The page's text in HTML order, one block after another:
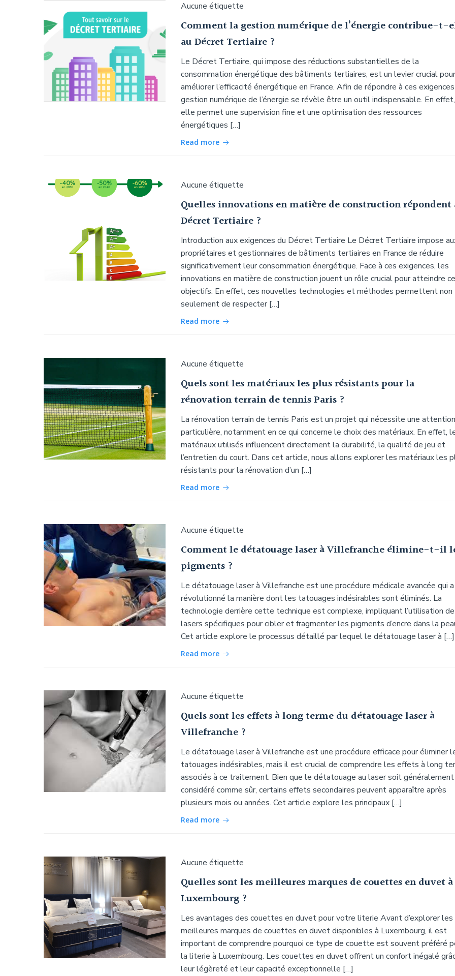
Aucune étiquette
Comment la gestion numérique de l’énergie contribue-t-
au Décret Tertiaire ?
Le Décret Tertiaire, qui impose des réductions substantielles de la
consommation énergétique des bâtiments tertiaires, est un levier crucial pour
améliorer l’efficacité énergétique en France. Afin de répondre à ces
gestion numérique de l’énergie se révèle être un outil indispensable. En effet,
elle permet une supervision fine et une optimisation des ressources
énergétiques […]
Read more
Aucune étiquette
Quelles innovations en matière de construction répondent
Décret Tertiaire ?
Introduction aux exigences du Décret Tertiaire Le Décret Tertiaire impose
propriétaires et gestionnaires de bâtiments tertiaires en France de réduire
significativement leur consommation énergétique. Face à ces exigences, les
innovations en matière de construction jouent un rôle crucial pour atteindre
objectifs. En effet, ces nouvelles technologies et méthodes permettent non
seulement de respecter […]
Read more
Aucune étiquette
Quels sont les matériaux les plus résistants pour la
rénovation terrain de tennis Paris ?
La rénovation terrain de tennis Paris est un projet qui nécessite une attention
particulière, notamment en ce qui concerne le choix des matériaux. En effet,
matériaux utilisés influencent directement la durabilité, la qualité de jeu et
l’entretien du court. Dans cet article, nous allons explorer les matériaux les
résistants pour la rénovation d’un […]
Read more
Aucune étiquette
Comment le détatouage laser à Villefranche élimine-t-il
pigments ?
Le détatouage laser à Villefranche est une procédure médicale avancée qui a
révolutionné la manière dont les tatouages indésirables sont éliminés. La
technologie derrière cette technique est complexe, impliquant l’utilisation de
lasers spécifiques pour cibler et fragmenter les pigments d’encre dans la
Cet article explore le processus détaillé par lequel le détatouage laser à […]
Read more
Aucune étiquette
Quels sont les effets à long terme du détatouage laser à
Villefranche ?
Le détatouage laser à Villefranche est une procédure efficace pour éliminer
tatouages indésirables, mais il est crucial de comprendre les effets à long
associés à ce traitement. Bien que le détatouage au laser soit généralement
considéré comme sûr, certains effets secondaires peuvent apparaître après
plusieurs mois ou années. Cet article explore les principaux […]
Read more
Aucune étiquette
Quelles sont les meilleures marques de couettes en duvet à
Luxembourg ?
Les avantages des couettes en duvet pour votre literie Avant d’explorer les
meilleures marques de couettes en duvet disponibles à Luxembourg, il est
important de comprendre pourquoi ce type de couette est souvent préféré
la literie à Luxembourg. Les couettes en duvet offrent un confort inégalé
leur légèreté et leur capacité exceptionnelle […]